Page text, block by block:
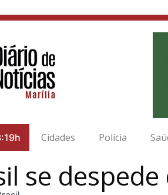
Cidades Polícia
se